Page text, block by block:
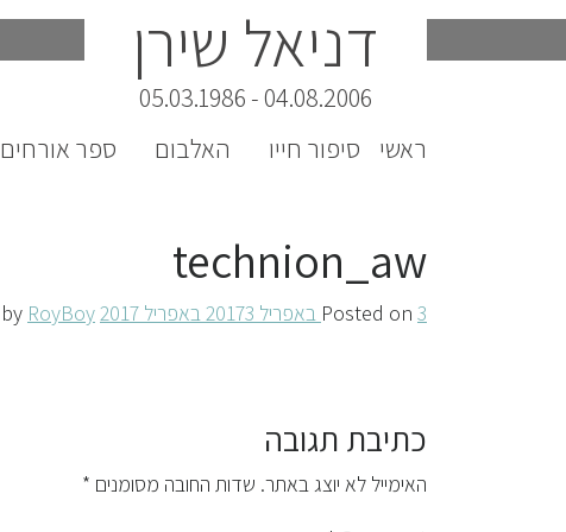
דניאל שירן
04.08.2006 - 05.03.1986
Skip
ראשי סיפור חייו האלבום ספר אורחים
technion_aw
Posted on 3 באפריל 2017 3 באפריל 2017 RoyBoy
כתיבת תגובה
האימייל לא יוצג באתר. שדות החובה מסומנים *